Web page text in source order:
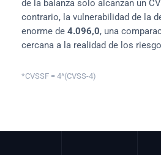
de la balanza solo alcanzan un
contrario, la vulnerabilidad de la
enorme de 4.096,0, una
cercana a la realidad de los
*CVSSF = 4^(CVSS-4)